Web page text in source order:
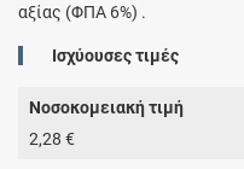
αξίας (ΦΠΑ 6%) .
Ισχύουσες τιμές
Νοσοκομειακή τιμή
2,28 €